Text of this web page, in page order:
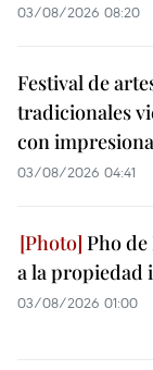
03/08/2026 08:20
Festival de
tradicionales
con
03/08/2026 04:41
Pho
a la
03/08/2026 01:00